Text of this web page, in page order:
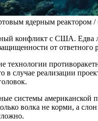
ядерным реактором
конфликт с США. Едва
от ответного
случае реализации
системы
волка не корми, а